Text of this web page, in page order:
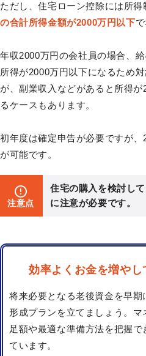
ただし、住宅ローン控除には所得
の合計所得金額が2000万円以下
年収2000万円の会社員の場合、
所得が2000万円以下になるため
が、副業収入などがあると所得
るケースもあります。
初年度は確定申告が必要ですが
が可能です。
注意点
住宅の購入を検討し
に注意が必要です。
効率よくお金を増や
将来必要となる老後資金を早
形成プランを立てましょう。
足額や最適な準備方法を把握
ています。